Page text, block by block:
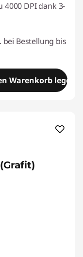
4000 DPI dank 3-
bei Bestellung bis
Warenkorb legen